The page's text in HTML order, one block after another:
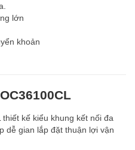
lớn
khoản
kế kiểu khung kết nối đa
dễ gian lắp đặt thuận lợi vận